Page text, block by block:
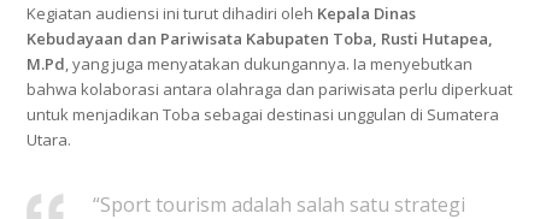
Kegiatan audiensi ini turut dihadiri oleh Kepala Dinas
Kebudayaan dan Pariwisata Kabupaten Toba, Rusti Hutapea,
M.Pd, yang juga menyatakan dukungannya. Ia menyebutkan
bahwa kolaborasi antara olahraga dan pariwisata perlu diperkuat
untuk menjadikan Toba sebagai destinasi unggulan di Sumatera
Utara.
“Sport tourism adalah salah satu strategi